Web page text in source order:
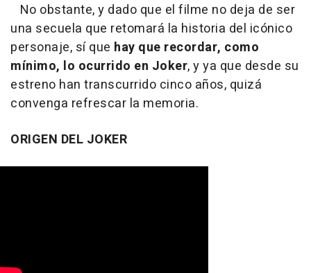
No obstante, y dado que el filme no deja de ser
una secuela que retomará la historia del icónico
personaje, sí que hay que recordar, como
mínimo, lo ocurrido en Joker, y ya que desde su
estreno han transcurrido cinco años, quizá
convenga refrescar la memoria.
ORIGEN DEL JOKER